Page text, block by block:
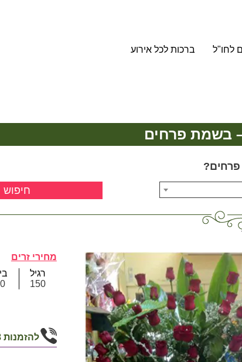
לחו"ל ברכות לכל אירוע
מחירי זרים
רגיל
150
להזמנות